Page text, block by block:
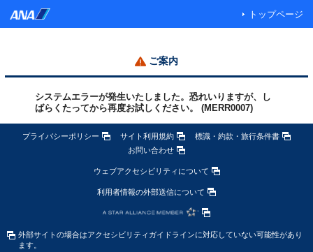
トップページ
ご案内
システムエラーが発生いたしました。恐れいりますが、し
ばらくたってから再度お試しください。 (MERR0007)
プライバシーポリシー サイト利用規約
標識・約款・旅行条件書
お問い合わせ
ウェブアクセシビリティについて
利用者情報の外部送信について
外部サイトの場合はアクセシビリティガイドラインに対応していない可能性があり
ます。